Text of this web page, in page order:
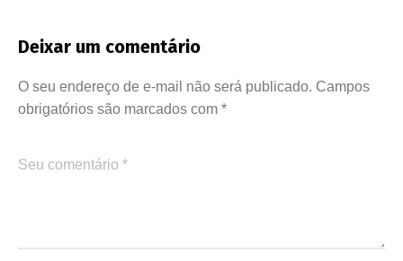
Deixar um comentário
O seu endereço de e-mail não será publicado. Campos
obrigatórios são marcados com *